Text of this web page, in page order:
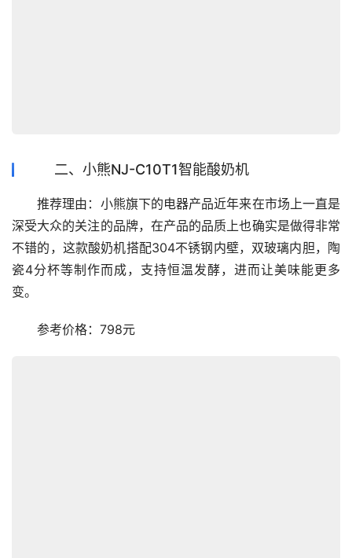
二、小熊NJ-C10T1智能酸奶机
推荐理由：小熊旗下的电器产品近年来在市场上一直是
深受大众的关注的品牌，在产品的品质上也确实是做得非常
不错的，这款酸奶机搭配304不锈钢内壁，双玻璃内胆，陶
瓷4分杯等制作而成，支持恒温发酵，进而让美味能更多
变。
参考价格：798元